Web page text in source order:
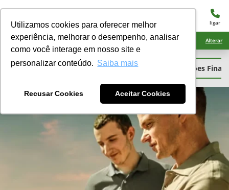
Utilizamos cookies para oferecer melhor
experiência, melhorar o desempenho, analisar
como você interage em nosso site e
personalizar conteúdo. Saiba mais
Recusar Cookies Aceitar Cookies
menu ligar
Ciarama Máquinas Naviraí Alterar
Consórcio
Financiamento Demonstrações